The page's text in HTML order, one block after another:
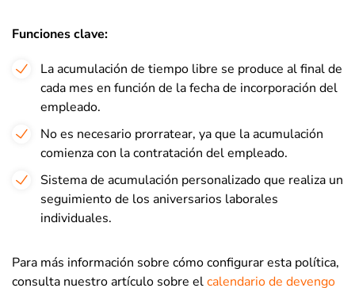
Funciones clave:
La acumulación de tiempo libre se produce al final de
cada mes en función de la fecha de incorporación del
empleado.
No es necesario prorratear, ya que la acumulación
comienza con la contratación del empleado.
Sistema de acumulación personalizado que realiza un
seguimiento de los aniversarios laborales
individuales.
Para más información sobre cómo configurar esta política,
consulta nuestro artículo sobre elcalendario de devengo